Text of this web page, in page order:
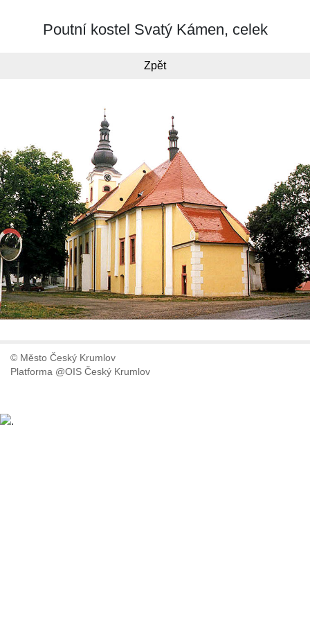
Poutní kostel Svatý Kámen, celek
Zpět
© Město Český Krumlov
Platforma @OIS Český Krumlov